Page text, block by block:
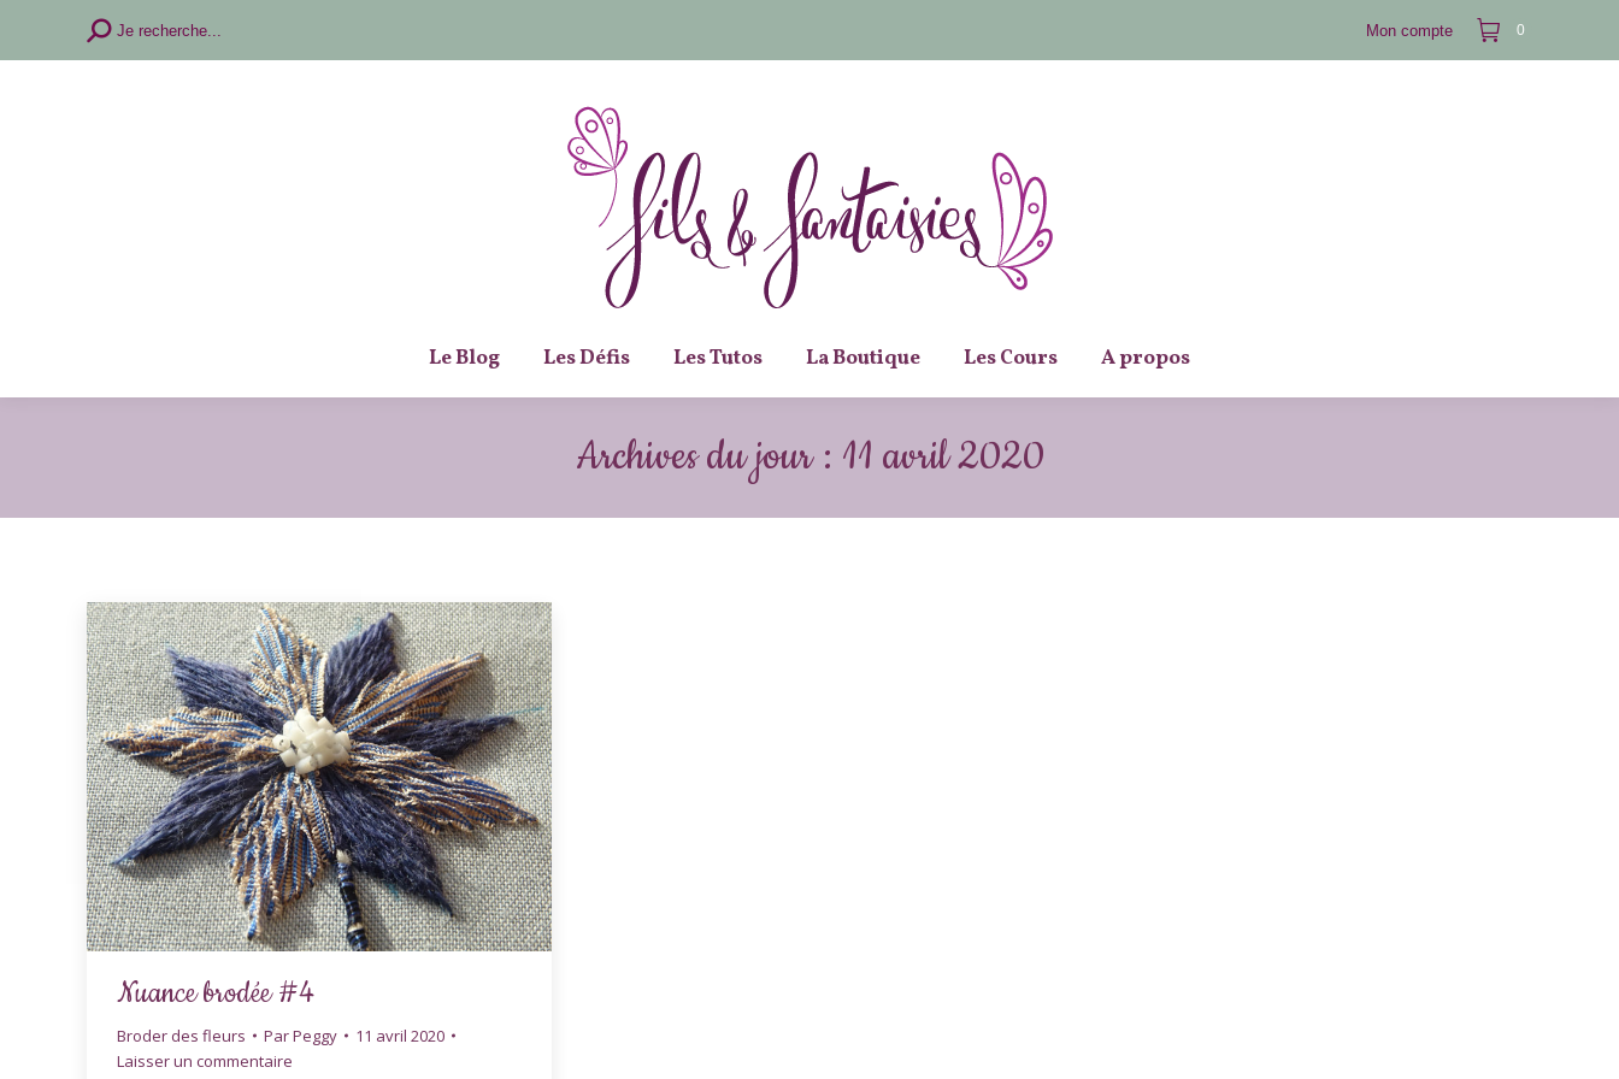
Recherche
Je recherche... Mon compte 0
Le Blog Les Défis Les Tutos La Boutique Les Cours A propos
Archives du jour : 11 avril 2020
Nuance brodée #4
Broder des fleurs ParPeggy
11 avril 2020
Laisser un commentaire